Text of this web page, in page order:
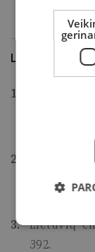
Literatūra ir
1992,
Lietuvių
392.